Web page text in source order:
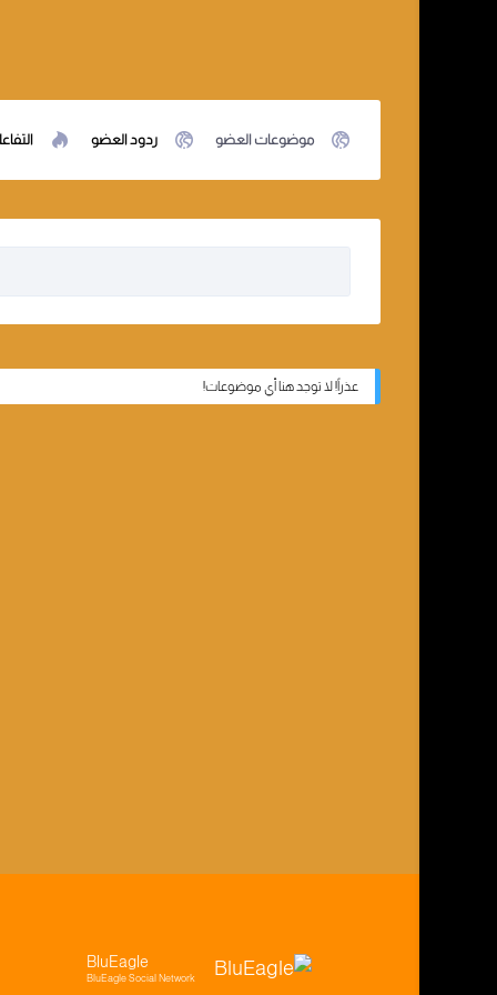
موضوعات العضو ردود العضو
عذراً! لا توجد هنا أي موضوعات!
BluEagle
BluEagle Social Network